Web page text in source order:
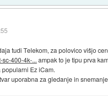
tudi Telekom, za polovico višjo
sc-400-4k-... ampak to je tipu prva
Ez iCam.
uporabna za gledanje in